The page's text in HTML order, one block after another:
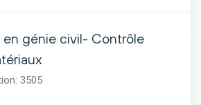
en génie civil- Contrôle
3505